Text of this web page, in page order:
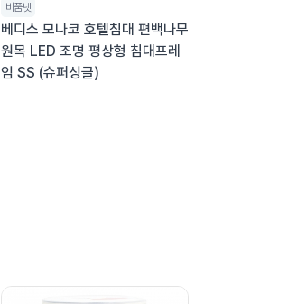
비품넷
베디스 모나코 호텔침대 편백나무
원목 LED 조명 평상형 침대프레
임 SS (슈퍼싱글)